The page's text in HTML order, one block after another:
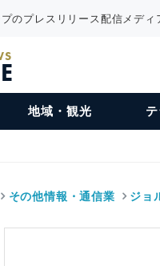
のプレスリリース配信メディ
地域・観光
その他情報・通信業 ジョ